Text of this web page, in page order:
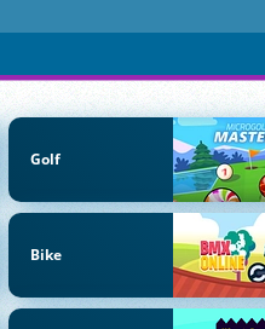
Golf
Bike